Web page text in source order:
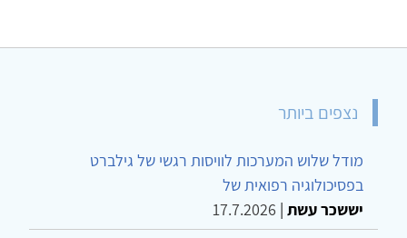
נצפים ביותר
מודל שלוש המערכות לוויסות רגשי של גילברט
בפסיכולוגיה רפואית של
יששכר עשת |
17.7.2026